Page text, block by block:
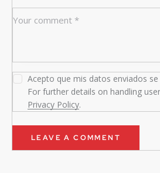
Acepto que mis datos enviados
For further details on handling
Privacy Policy.